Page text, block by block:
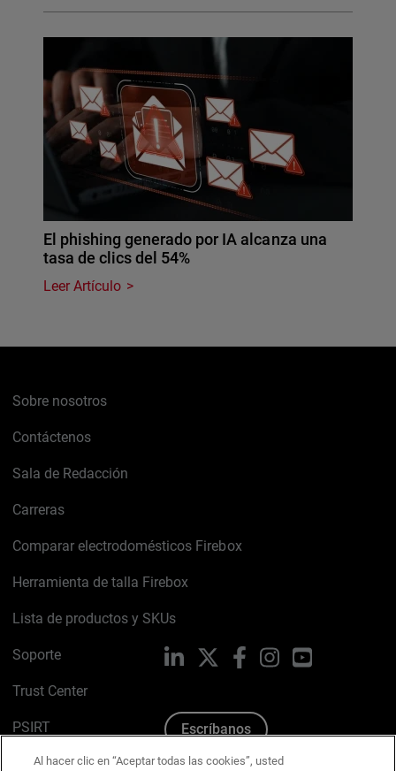
El phishing generado por IA alcanza una
tasa de clics del 54%
Leer Artículo
Sobre nosotros
Contáctenos
Sala de Redacción
Carreras
Comparar electrodomésticos Firebox
Herramienta de talla Firebox
Lista de productos y SKUs
Soporte
Trust Center
PSIRT
Política de cookies
LinkedIn FacebookInstagramYouTube
Escríbanos
Al hacer clic en “Aceptar todas las cookies”, usted